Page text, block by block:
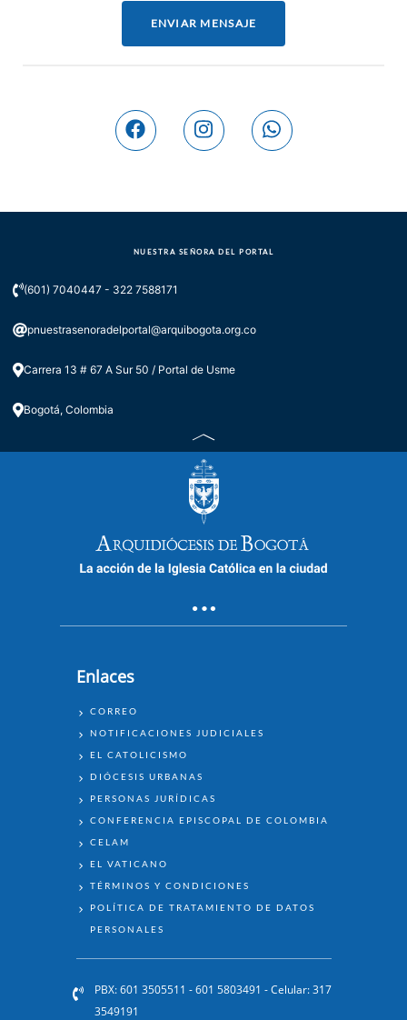
ENVIAR MENSAJE
NUESTRA SEÑORA DEL PORTAL
(601) 7040447 - 322 7588171
pnuestrasenoradelportal@arquibogota.org.co
Carrera 13 # 67 A Sur 50 / Portal de Usme
Bogotá, Colombia
Enlaces
ENLACES
CORREO
NOTIFICACIONES JUDICIALES
EL CATOLICISMO
DIÓCESIS URBANAS
PERSONAS JURÍDICAS
CONFERENCIA EPISCOPAL DE COLOMBIA
CELAM
EL VATICANO
TÉRMINOS Y CONDICIONES
POLÍTICA DE TRATAMIENTO DE DATOS
PERSONALES
PBX: 601 3505511 - 601 5803491 - Celular: 317
3549191